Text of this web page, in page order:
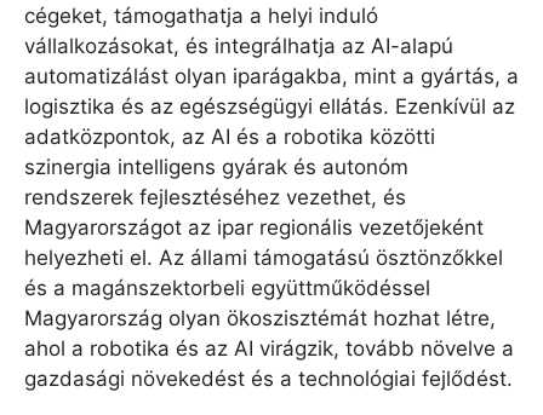
cégeket, támogathatja a helyi induló
vállalkozásokat, és integrálhatja az AI-alapú
automatizálást olyan iparágakba, mint a gyártás, a
logisztika és az egészségügyi ellátás. Ezenkívül az
adatközpontok, az AI és a robotika közötti
szinergia intelligens gyárak és autonóm
rendszerek fejlesztéséhez vezethet, és
Magyarországot az ipar regionális vezetőjeként
helyezheti el. Az állami támogatású ösztönzőkkel
és a magánszektorbeli együttműködéssel
Magyarország olyan ökoszisztémát hozhat létre,
ahol a robotika és az AI virágzik, tovább növelve a
gazdasági növekedést és a technológiai fejlődést.